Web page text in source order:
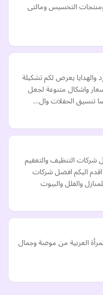
التخسيس ومالتى
والهدايا يعرض لكم تشكيلة
واشكال متنوعة لجعل
تنسيق الحفلات وال…
التنظيف والتعقيم
اليكم افضل شركات
والفلل والبيوت
العربية من موضة وجمال